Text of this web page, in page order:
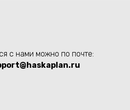
с нами можно по почте: